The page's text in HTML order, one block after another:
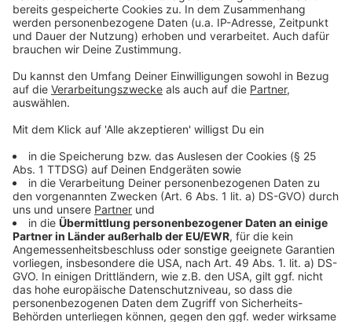
Blinder, Gehörloser oder Personen, die einen
Schwerbehindertenausweis mit den Merkzeichen “B”,
“BL”, “aG” oder “H” besitzen, dienen, musste auch
Weitergehende Informationen zur Aachener
sogenannten „gefährlichen Hunde“ und „Hunde
bestimmter Rassen“ findet man imServiceportal der
Stadt Aachen unter dem Stichwort "Hundesteuer"
Anzeige